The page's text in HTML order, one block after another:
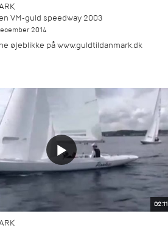
VM-guld speedway 2003
2014
øjeblikke på www.guldtildanmark.dk
02:11